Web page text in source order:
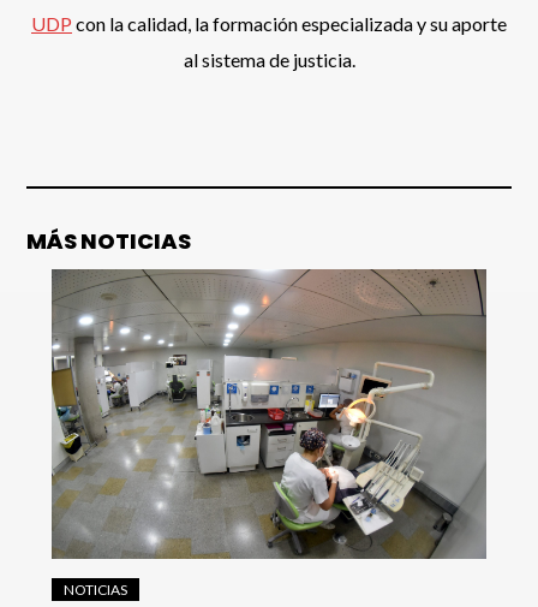
UDP con la calidad, la formación especializada y su aporte
al sistema de justicia.
MÁS NOTICIAS
NOTICIAS